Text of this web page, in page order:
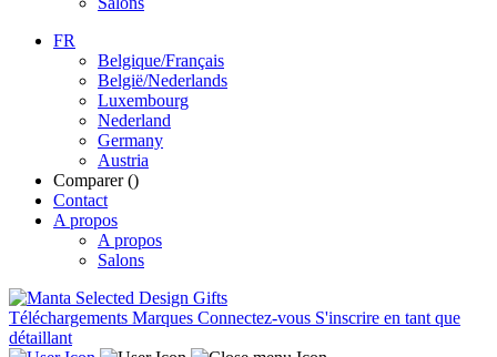
FR
Belgique/Français
België/Nederlands
Luxembourg
Nederland
Germany
Austria
Comparer ()
Contact
A propos
A propos
Salons
Téléchargements Marques Connectez-vous S'inscrire en tant que
détaillant